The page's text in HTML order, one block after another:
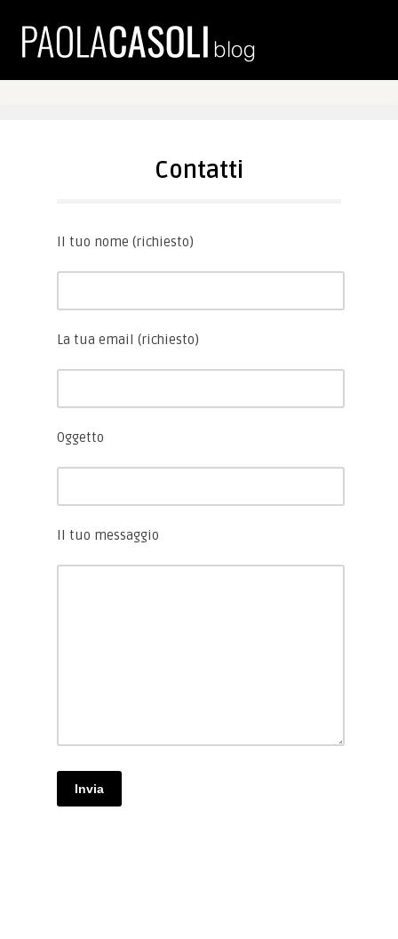
Contatti
Il tuo nome (richiesto)
La tua email (richiesto)
Oggetto
Il tuo messaggio